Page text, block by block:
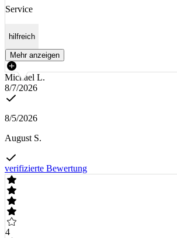
Service
hilfreich
Mehr anzeigen
Michael L.
8/7/2026
8/5/2026
August S.
verifizierte Bewertung
4